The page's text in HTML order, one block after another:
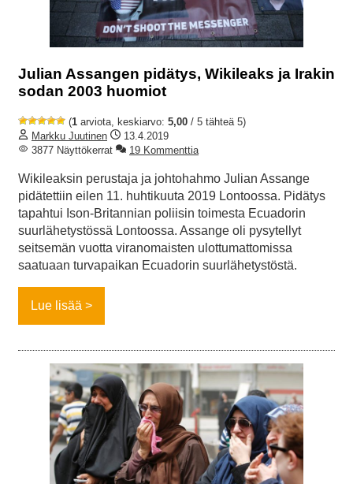
Julian Assangen pidätys, Wikileaks ja Irakin
sodan 2003 huomiot
(1 arviota, keskiarvo: 5,00 / 5 tähteä 5)
Markku Juutinen
13.4.2019
3877 Näyttökerrat
19 Kommenttia
Wikileaksin perustaja ja johtohahmo Julian Assange
pidätettiin eilen 11. huhtikuuta 2019 Lontoossa. Pidätys
tapahtui Ison-Britannian poliisin toimesta Ecuadorin
suurlähetystössä Lontoossa. Assange oli pysytellyt
seitsemän vuotta viranomaisten ulottumattomissa
saatuaan turvapaikan Ecuadorin suurlähetystöstä.
Lue lisää